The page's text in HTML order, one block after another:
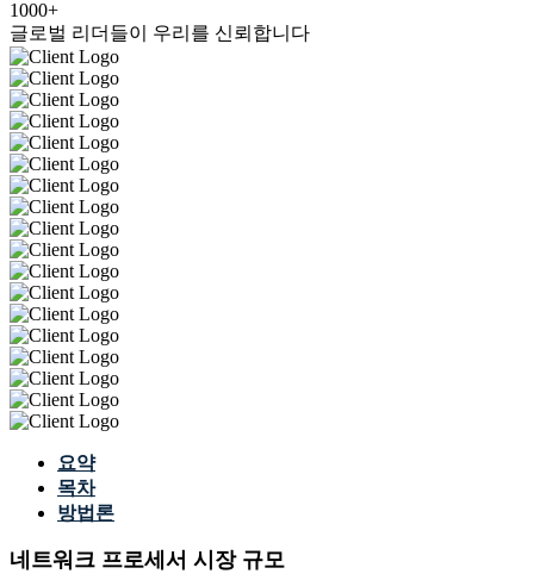
1000+
글로벌 리더들이 우리를 신뢰합니다
요약
목차
방법론
네트워크 프로세서 시장 규모